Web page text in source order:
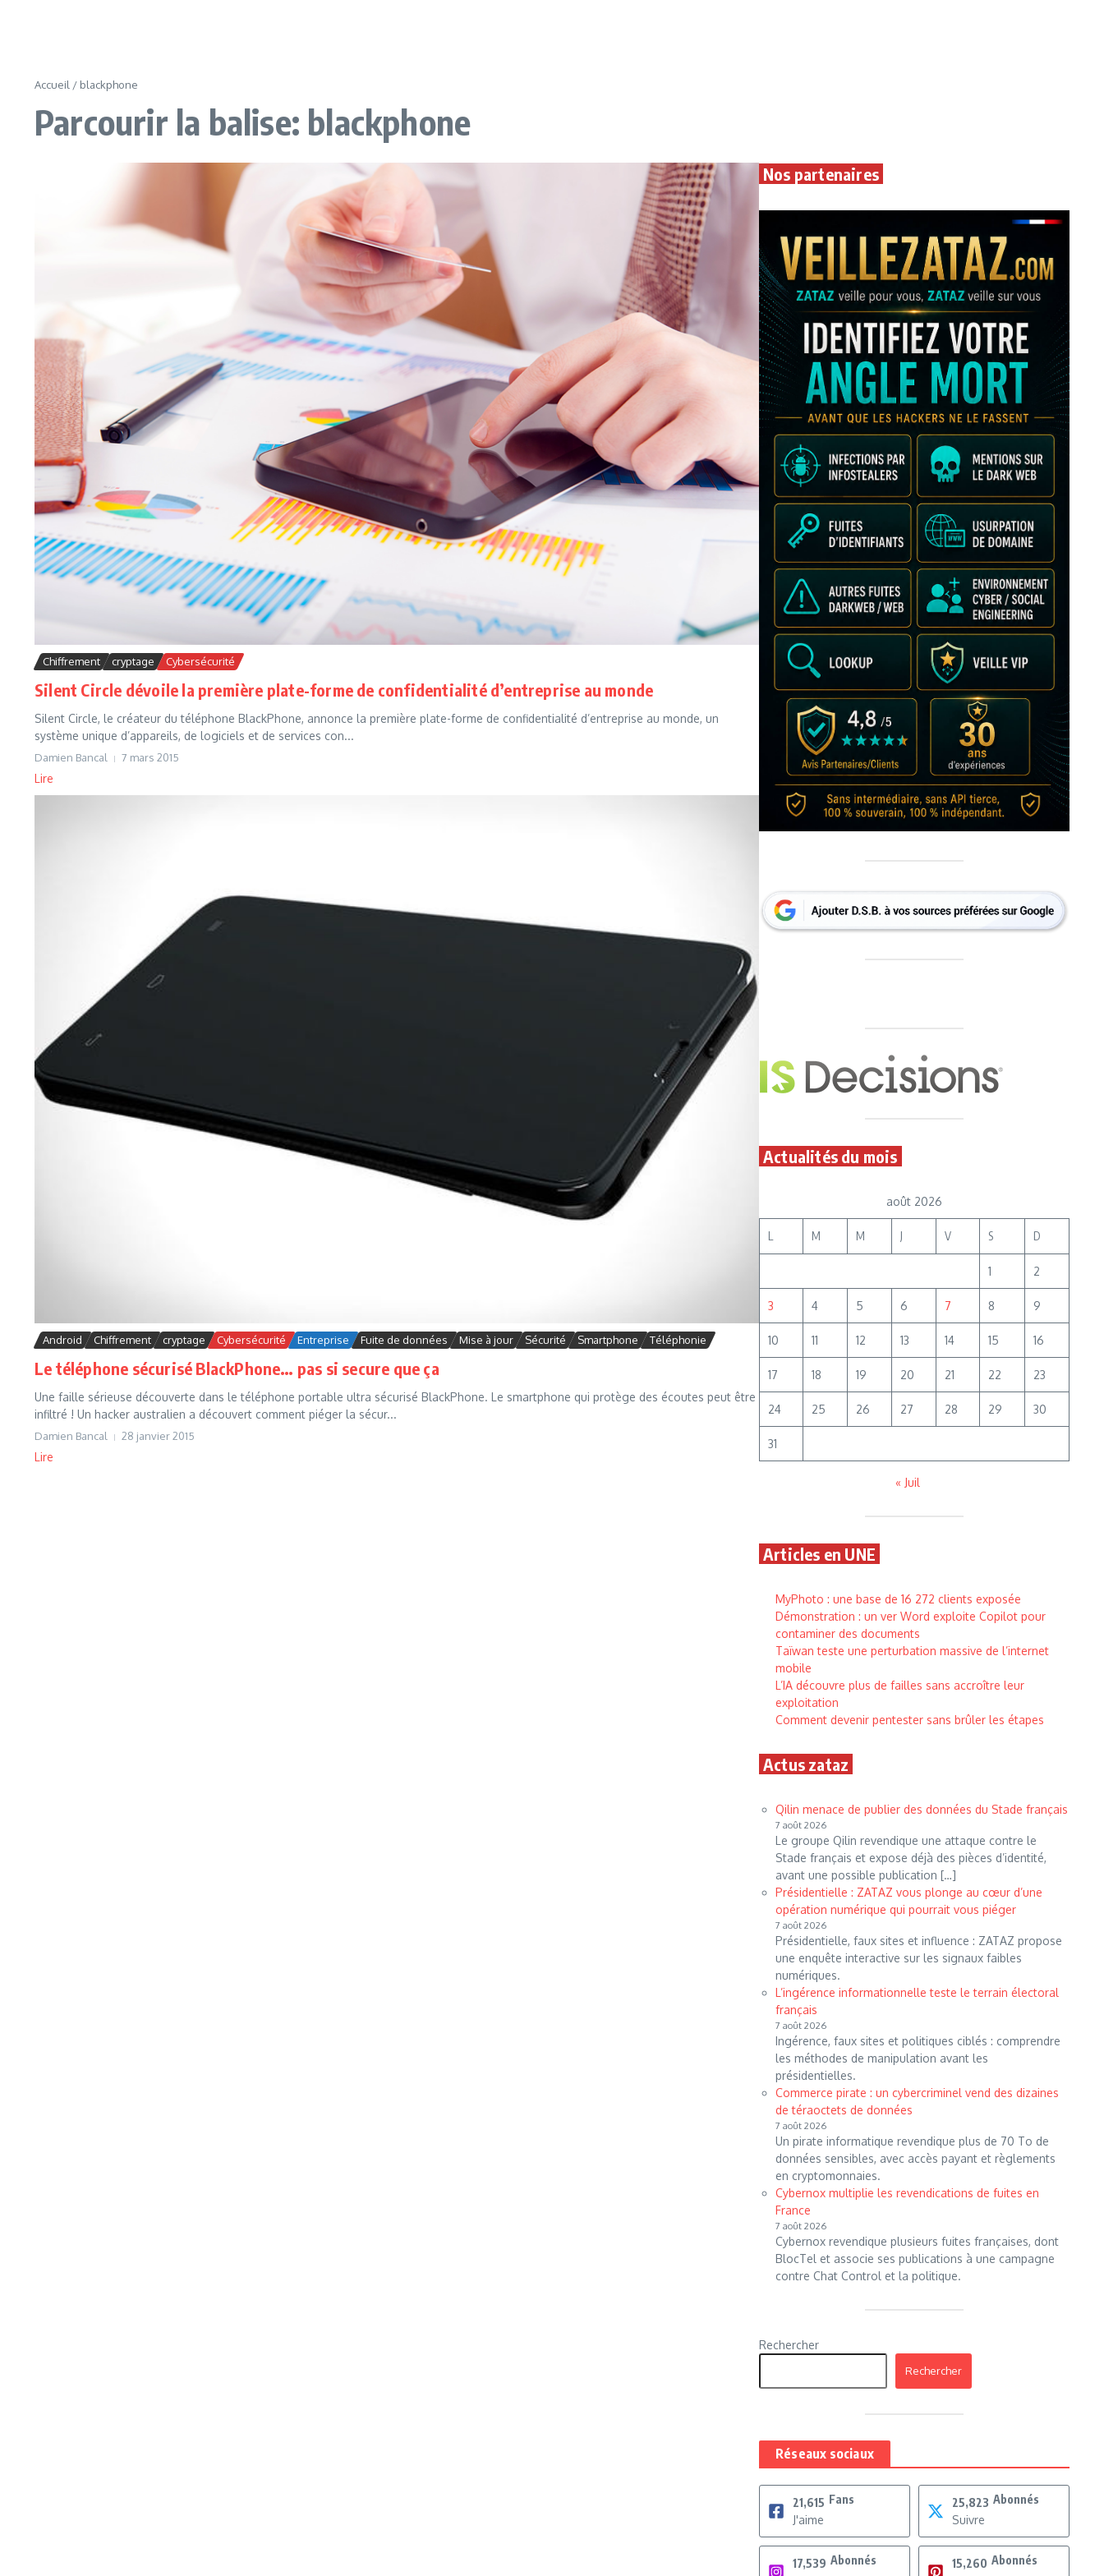
Accueil / blackphone
Parcourir la balise: blackphone
Chiffrement cryptage Cybersécurité
Silent Circle dévoile la première plate-forme de confidentialité d’entreprise au monde
Silent Circle, le créateur du téléphone BlackPhone, annonce la première plate-forme de confidentialité d’entreprise au monde, un
système unique d’appareils, de logiciels et de services con...
Damien Bancal 7 mars 2015
Lire
Android Chiffrement cryptage Cybersécurité Entreprise Fuite de données Mise à jour Sécurité Smartphone Téléphonie
Le téléphone sécurisé BlackPhone… pas si secure que ça
Une faille sérieuse découverte dans le téléphone portable ultra sécurisé BlackPhone. Le smartphone qui protège des écoutes peut être
infiltré ! Un hacker australien a découvert comment piéger la sécur...
Damien Bancal 28 janvier 2015
Lire
Nos partenaires
Actualités du mois
août 2026
L M M J V S D
1 2
3 4 5 6 7 8 9
10 11 12 13 14 15 16
17 18 19 20 21 22 23
24 25 26 27 28 29 30
31
« Juil
Articles en UNE
MyPhoto : une base de 16 272 clients exposée
Démonstration : un ver Word exploite Copilot pour
contaminer des documents
Taïwan teste une perturbation massive de l’internet
mobile
L’IA découvre plus de failles sans accroître leur
exploitation
Comment devenir pentester sans brûler les étapes
Actus zataz
Qilin menace de publier des données du Stade français
7 août 2026
Le groupe Qilin revendique une attaque contre le
Stade français et expose déjà des pièces d’identité,
avant une possible publication […]
Présidentielle : ZATAZ vous plonge au cœur d’une
opération numérique qui pourrait vous piéger
7 août 2026
Présidentielle, faux sites et influence : ZATAZ propose
une enquête interactive sur les signaux faibles
numériques.
L’ingérence informationnelle teste le terrain électoral
français
7 août 2026
Ingérence, faux sites et politiques ciblés : comprendre
les méthodes de manipulation avant les
présidentielles.
Commerce pirate : un cybercriminel vend des dizaines
de téraoctets de données
7 août 2026
Un pirate informatique revendique plus de 70 To de
données sensibles, avec accès payant et règlements
en cryptomonnaies.
Cybernox multiplie les revendications de fuites en
France
7 août 2026
Cybernox revendique plusieurs fuites françaises, dont
BlocTel et associe ses publications à une campagne
contre Chat Control et la politique.
Rechercher
Rechercher
Réseaux sociaux
21,615 Fans
J'aime
25,823 Abonnés
Suivre
17,539 Abonnés
15,260 Abonnés